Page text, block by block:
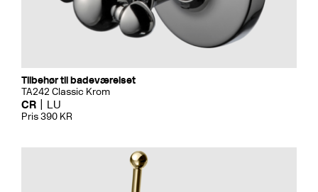
Tilbehør til badeværelset
TA242 Classic Krom
CR LU
Pris 390 KR